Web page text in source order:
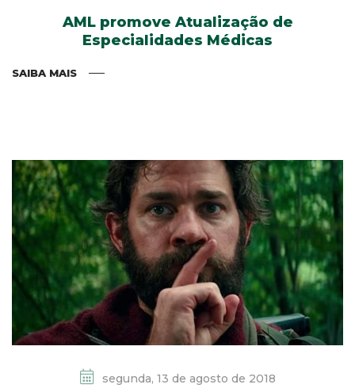
AML promove Atualização de
Especialidades Médicas
SAIBA MAIS
segunda, 13 de agosto de 2018